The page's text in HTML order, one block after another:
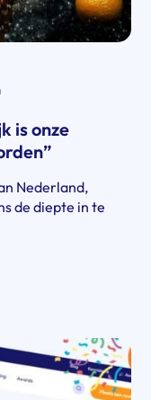
is onze
Nederland,
de diepte in te